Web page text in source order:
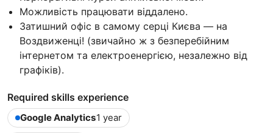
Можливість працювати віддалено.
Затишний офіс в самому серці Києва — на
Воздвиженці! (звичайно ж з безперебійним
інтернетом та електроенергією, незалежно від
графіків).
Required skills experience
Google Analytics1 year